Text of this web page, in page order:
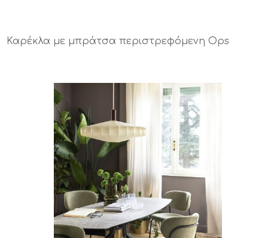
Καρέκλα με μπράτσα περιστρεφόμενη Ops